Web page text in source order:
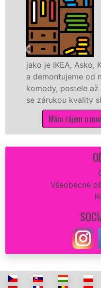
veškerého
Třeboni.
zkušenosti
nábytku od
výrobců a
IKEA, Asko, KIKA a další.
od malých
postele až po velké
kvality sítěEXTRA
Mám zájem o montáže nábytku v
Všeobecné